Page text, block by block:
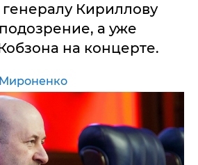
Кириллову
а уже
на концерте.